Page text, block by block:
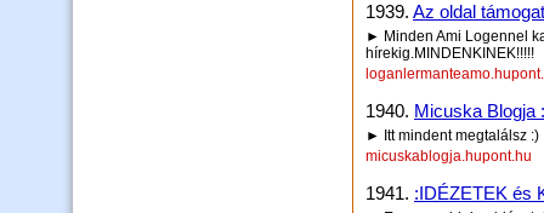
1939. Az oldal
► Minden Ami Logennel
hírekig.MINDENKINEK!!!!!
1940. Micuska Blogja
► Itt mindent megtalálsz :)
micuskablogja.hupont.hu
1941. :IDÉZETEK és